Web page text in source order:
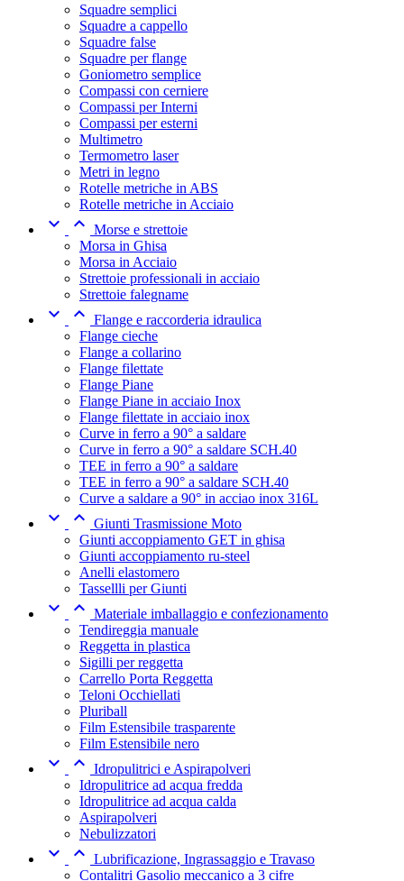
Squadre semplici
Squadre a cappello
Squadre false
Squadre per flange
Goniometro semplice
Compassi con cerniere
Compassi per Interni
Compassi per esterni
Multimetro
Termometro laser
Metri in legno
Rotelle metriche in ABS
Rotelle metriche in Acciaio
  Morse e strettoie
Morsa in Ghisa
Morsa in Acciaio
Strettoie professionali in acciaio
Strettoie falegname
  Flange e raccorderia idraulica
Flange cieche
Flange a collarino
Flange filettate
Flange Piane
Flange Piane in acciaio Inox
Flange filettate in acciaio inox
Curve in ferro a 90° a saldare
Curve in ferro a 90° a saldare SCH.40
TEE in ferro a 90° a saldare
TEE in ferro a 90° a saldare SCH.40
Curve a saldare a 90° in acciao inox 316L
  Giunti Trasmissione Moto
Giunti accoppiamento GET in ghisa
Giunti accoppiamento ru-steel
Anelli elastomero
Tassellli per Giunti
  Materiale imballaggio e confezionamento
Tendireggia manuale
Reggetta in plastica
Sigilli per reggetta
Carrello Porta Reggetta
Teloni Occhiellati
Pluriball
Film Estensibile trasparente
Film Estensibile nero
  Idropulitrici e Aspirapolveri
Idropulitrice ad acqua fredda
Idropulitrice ad acqua calda
Aspirapolveri
Nebulizzatori
  Lubrificazione, Ingrassaggio e Travaso
Contalitri Gasolio meccanico a 3 cifre